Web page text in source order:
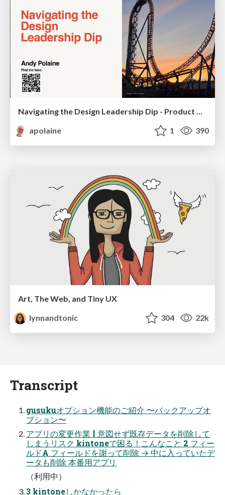
Navigating the Design Leadership Dip - Product Design Week Design Leaders+ Conference 2024
apolaine
1 390
Art, The Web, and Tiny UX
lynnandtonic
304 22k
Transcript
gusukuオプション機能のご紹介 〜バックアップオ
プション〜
アプリの変更作業 l 意図せず既存データを削除して
しまうリスク kintoneで困る！こんなこと 2 フィー
ルドA フィールドを謝って削除 → 中に入っていたデ
ータも削除 本番用アプリ
（利用中）
3 kintoneしかなかったら